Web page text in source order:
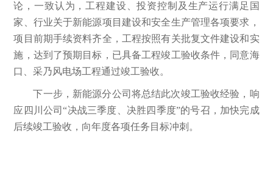
论，一致认为，工程建设、投资控制及生产运行满足国
家、行业关于新能源项目建设和安全生产管理各项要求，
项目前期手续资料齐全，工程按照有关批复文件建设和实
施，达到了预期目标，已具备工程竣工验收条件，同意海
口、采乃风电场工程通过竣工验收。
下一步，新能源分公司将总结此次竣工验收经验，响
应四川公司“决战三季度、决胜四季度”的号召，加快完成
后续竣工验收，向年度各项任务目标冲刺。